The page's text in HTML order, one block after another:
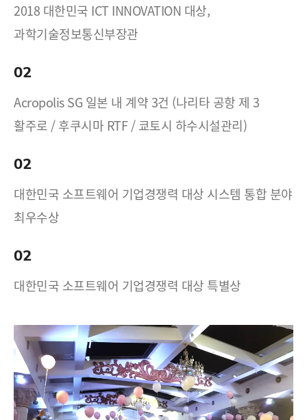
2018 대한민국 ICT INNOVATION 대상,
과학기술정보통신부장관
02
Acropolis SG 일본 내 계약 3건 (나리타 공항 제 3
활주로 / 후쿠시마 RTF / 쿄토시 하수시설관리)
02
대한민국 소프트웨어 기업경쟁력 대상 시스템 통합 분야
최우수상
02
대한민국 소프트웨어 기업경쟁력 대상 특별상
17